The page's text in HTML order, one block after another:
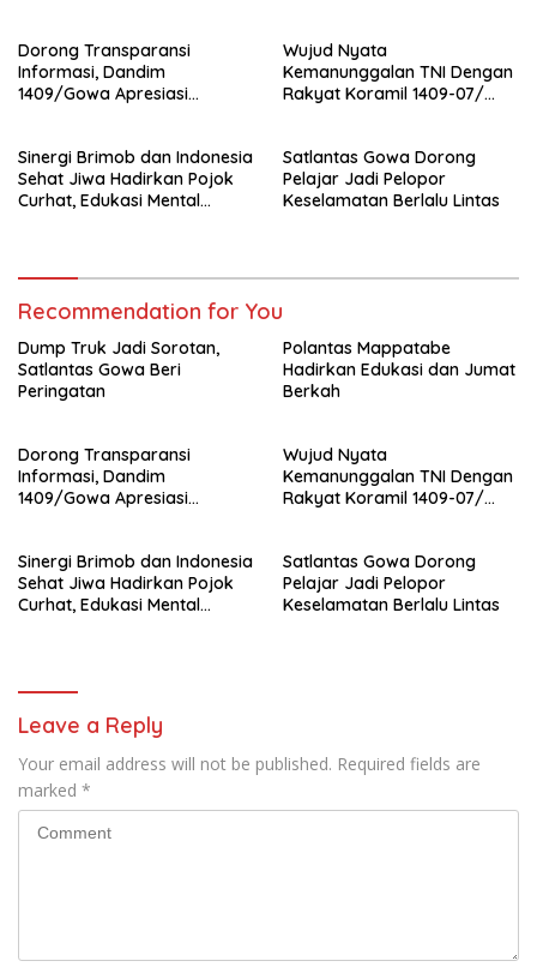
Dorong Transparansi
Informasi, Dandim
1409/Gowa Apresiasi
Wujud Nyata
Kemanunggalan TNI Dengan
Rakyat Koramil 1409-07/
Sinergi Brimob dan Indonesia
Sehat Jiwa Hadirkan Pojok
Curhat, Edukasi Mental
Satlantas Gowa Dorong
Pelajar Jadi Pelopor
Keselamatan Berlalu Lintas
Recommendation for You
Dump Truk Jadi Sorotan,
Satlantas Gowa Beri
Peringatan
Polantas Mappatabe
Hadirkan Edukasi dan Jumat
Berkah
Dorong Transparansi
Informasi, Dandim
1409/Gowa Apresiasi
Wujud Nyata
Kemanunggalan TNI Dengan
Rakyat Koramil 1409-07/
Sinergi Brimob dan Indonesia
Sehat Jiwa Hadirkan Pojok
Curhat, Edukasi Mental
Satlantas Gowa Dorong
Pelajar Jadi Pelopor
Keselamatan Berlalu Lintas
Leave a Reply
Your email address will not be published. Required fields are
marked *